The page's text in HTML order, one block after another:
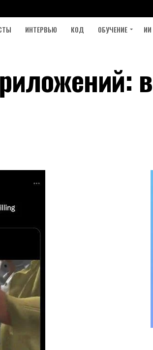
ИНТЕРВЬЮ КОД ОБУЧЕНИЕ ИИ